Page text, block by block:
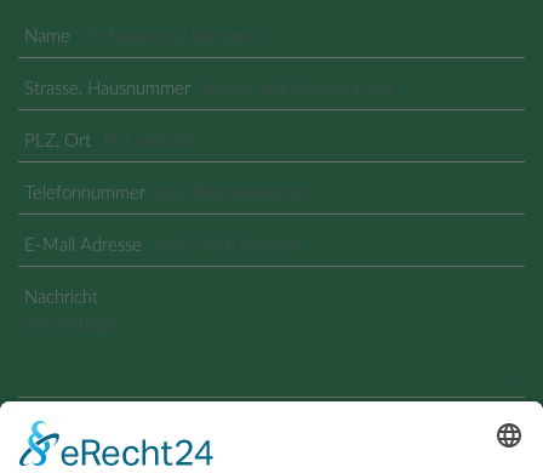
Name
Strasse, Hausnummer
PLZ, Ort
Telefonnummer
E-Mail Adresse
Nachricht
Geben Sie den angezeigten Text ein